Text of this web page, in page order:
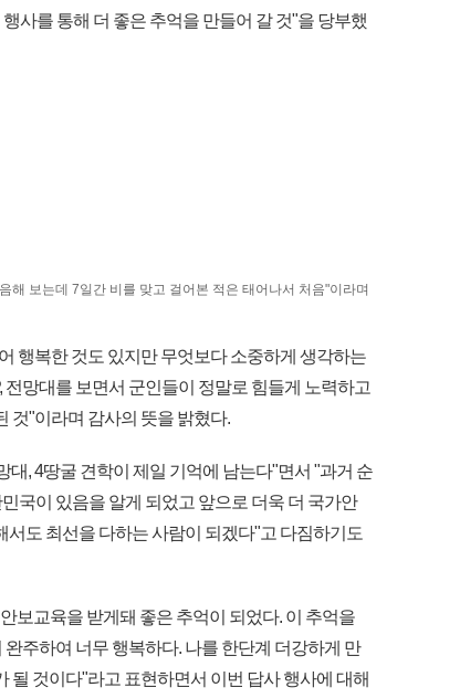
사를 통해 더 좋은 추억을 만들어 갈 것"을 당부했
해 보는데 7일간 비를 맞고 걸어본 적은 태어나서 처음"이라며
행복한 것도 있지만 무엇보다 소중하게 생각하는
망대를 보면서 군인들이 정말로 힘들게 노력하고
것"이라며 감사의 뜻을 밝혔다.
, 4땅굴 견학이 제일 기억에 남는다"면서 "과거 순
국이 있음을 알게 되었고 앞으로 더욱 더 국가안
도 최선을 다하는 사람이 되겠다"고 다짐하기도
보교육을 받게돼 좋은 추억이 되었다. 이 추억을
주하여 너무 행복하다. 나를 한단계 더강하게 만
될 것이다"라고 표현하면서 이번 답사 행사에 대해